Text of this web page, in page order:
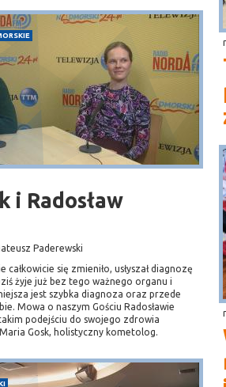
i Radosław
Paderewski
się zmieniło, usłyszał diagnozę
żyje już bez tego ważnego organu i
jest szybka diagnoza oraz przede
Mowa o naszym Gościu Radosławie
podejściu do swojego zdrowia
Gosk, holistyczny kometolog.